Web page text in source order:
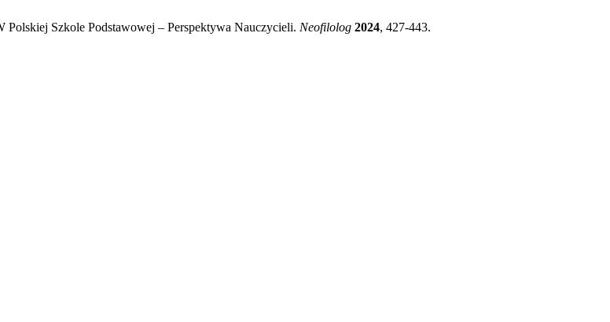
Szkole Podstawowej – Perspektywa Nauczycieli. Neofilolog 2024, 427-443.